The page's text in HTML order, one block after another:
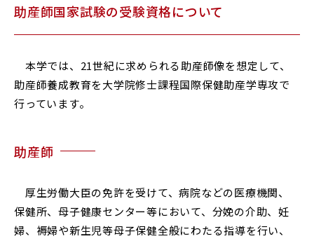
助産師国家試験の受験資格について
本学では、21世紀に求められる助産師像を想定して、
助産師養成教育を大学院修士課程国際保健助産学専攻で
行っています。
助産師
厚生労働大臣の免許を受けて、病院などの医療機関、
保健所、母子健康センター等において、分娩の介助、妊
婦、褥婦や新生児等母子保健全般にわたる指導を行い、